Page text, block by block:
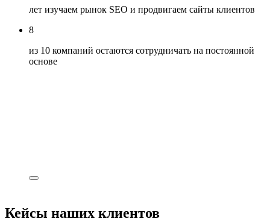
лет изучаем рынок SEO и продвигаем сайты клиентов
8
из 10 компаний остаются сотрудничать на постоянной
основе
Кейсы наших клиентов